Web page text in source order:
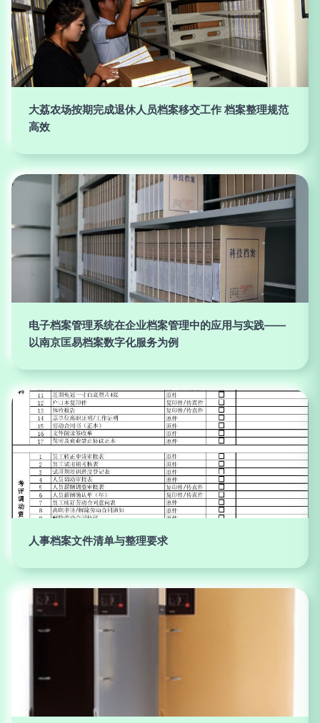
大荔农场按期完成退休人员档案移交工作 档案整理规范
高效
电子档案管理系统在企业档案管理中的应用与实践——
以南京匡易档案数字化服务为例
人事档案文件清单与整理要求